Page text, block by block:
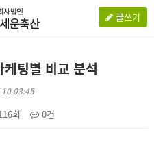
글쓰기
팅별 비교 분석
03:45
회 0건